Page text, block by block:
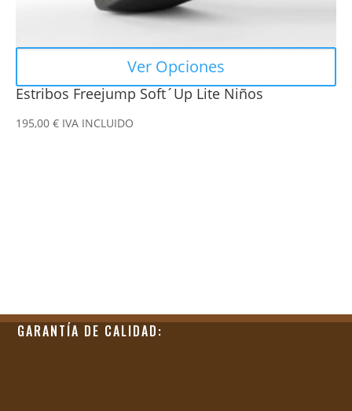
Estribos Freejump Soft´Up Lite Niños
195,00 € IVA INCLUIDO
Ver Opciones
GARANTÍA DE CALIDAD: